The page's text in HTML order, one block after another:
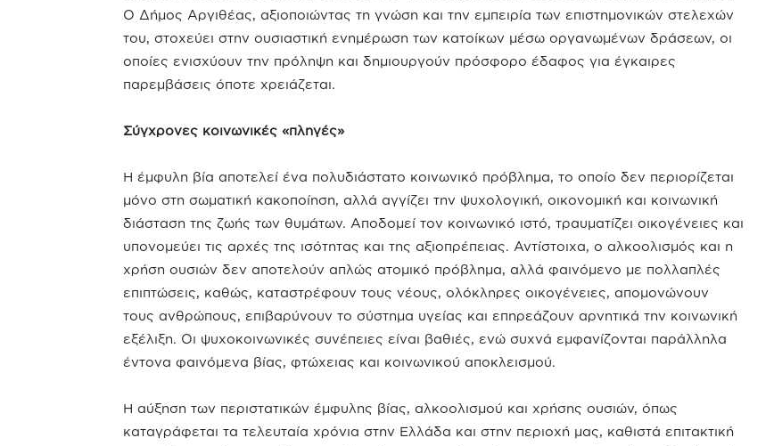
Ο Δήμος Αργιθέας, αξιοποιώντας τη γνώση και την εμπειρία των επιστημονικών στελεχών
του, στοχεύει στην ουσιαστική ενημέρωση των κατοίκων μέσω οργανωμένων δράσεων, οι
οποίες ενισχύουν την πρόληψη και δημιουργούν πρόσφορο έδαφος για έγκαιρες
παρεμβάσεις όποτε χρειάζεται.
Σύγχρονες κοινωνικές «πληγές»
Η έμφυλη βία αποτελεί ένα πολυδιάστατο κοινωνικό πρόβλημα, το οποίο δεν περιορίζεται
μόνο στη σωματική κακοποίηση, αλλά αγγίζει την ψυχολογική, οικονομική και κοινωνική
διάσταση της ζωής των θυμάτων. Αποδομεί τον κοινωνικό ιστό, τραυματίζει οικογένειες και
υπονομεύει τις αρχές της ισότητας και της αξιοπρέπειας. Αντίστοιχα, ο αλκοολισμός και η
χρήση ουσιών δεν αποτελούν απλώς ατομικό πρόβλημα, αλλά φαινόμενο με πολλαπλές
επιπτώσεις, καθώς, καταστρέφουν τους νέους, ολόκληρες οικογένειες, απομονώνουν
τους ανθρώπους, επιβαρύνουν το σύστημα υγείας και επηρεάζουν αρνητικά την κοινωνική
εξέλιξη. Οι ψυχοκοινωνικές συνέπειες είναι βαθιές, ενώ συχνά εμφανίζονται παράλληλα
έντονα φαινόμενα βίας, φτώχειας και κοινωνικού αποκλεισμού.
Η αύξηση των περιστατικών έμφυλης βίας, αλκοολισμού και χρήσης ουσιών, όπως
καταγράφεται τα τελευταία χρόνια στην Ελλάδα και στην περιοχή μας, καθιστά επιτακτική